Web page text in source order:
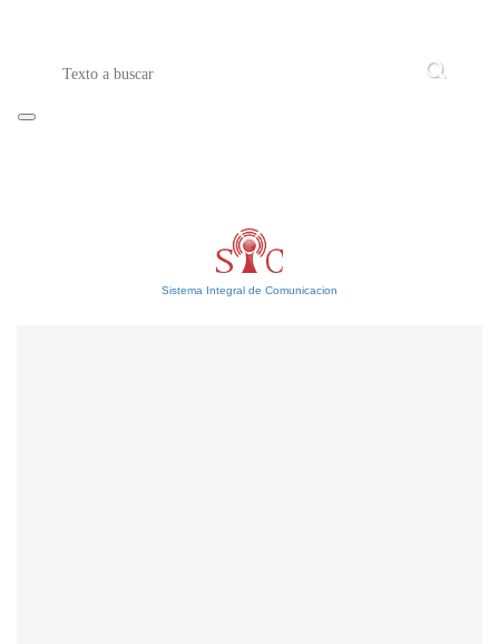
Sistema Integral de Comunicacion